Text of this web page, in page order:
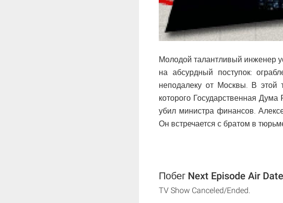
Молодой талантливый инженер
на абсурдный поступок:
неподалеку от Москвы. В этой
которого Государственная
убил министра финансов.
Он встречается с братом в
Побег Next Episode Air Date
TV Show Canceled/Ended.